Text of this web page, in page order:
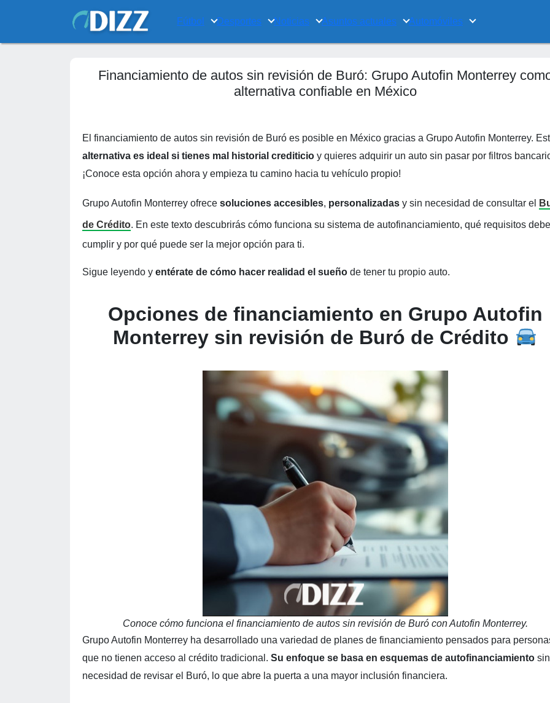
Fútbol Desportes Noticias Asuntos actuales Automóviles
Financiamiento de autos sin revisión de Buró: Grupo Autofin Monterrey
alternativa confiable en México
El financiamiento de autos sin revisión de Buró es posible en México gracias a Grupo Autofin Monterrey.
alternativa es ideal si tienes mal historial crediticio y quieres adquirir un auto sin pasar por filtros
¡Conoce esta opción ahora y empieza tu camino hacia tu vehículo propio!
Grupo Autofin Monterrey ofrece soluciones accesibles, personalizadas y sin necesidad de consultar el
de Crédito. En este texto descubrirás cómo funciona su sistema de autofinanciamiento, qué requisitos
cumplir y por qué puede ser la mejor opción para ti.
Sigue leyendo y entérate de cómo hacer realidad el sueño de tener tu propio auto.
Opciones de financiamiento en Grupo Autofin
Monterrey sin revisión de Buró de Crédito
Conoce cómo funciona el financiamiento de autos sin revisión de Buró con Autofin Monterrey.
Grupo Autofin Monterrey ha desarrollado una variedad de planes de financiamiento pensados para
que no tienen acceso al crédito tradicional. Su enfoque se basa en esquemas de autofinanciamiento sin
necesidad de revisar el Buró, lo que abre la puerta a una mayor inclusión financiera.